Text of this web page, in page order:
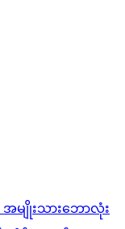
အမျိုးသားဘောလုံး